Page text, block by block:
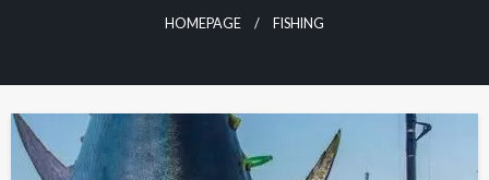
HOMEPAGE FISHING